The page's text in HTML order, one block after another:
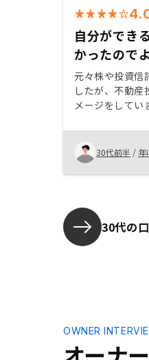
自分ができ
かったので
元々株や投資信
したが、不動産
メージをしてい
さんなどから
説明を聞くとリ
かり、自分がで
りました。
30代前半 / 年
30代の
OWNER